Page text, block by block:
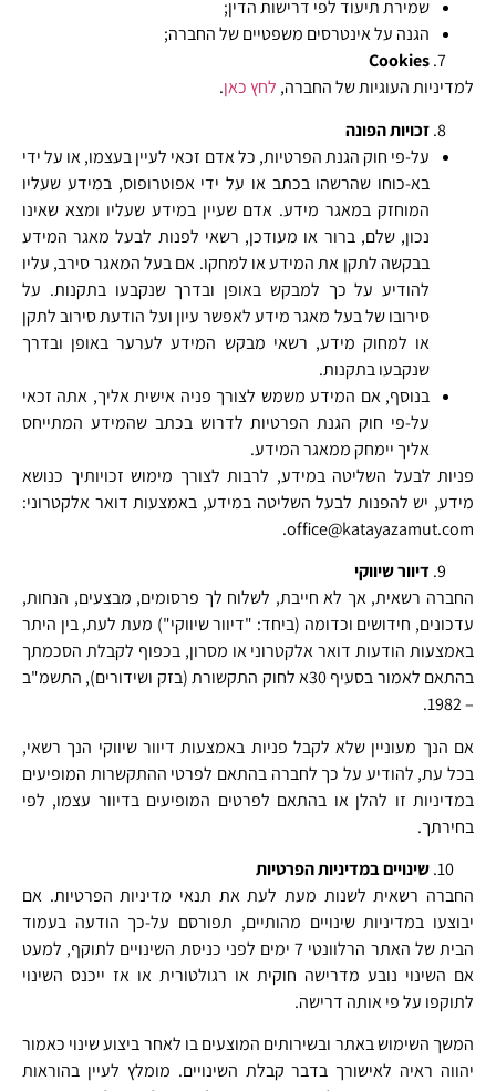
שמירת תיעוד לפי דרישות הדין;
הגנה על אינטרסים משפטיים של החברה;
Cookies
למדיניות העוגיות של החברה, לחץ כאן.
זכויות הפונה
על-פי חוק הגנת הפרטיות, כל אדם זכאי לעיין בעצמו, או על ידי
בא-כוחו שהרשהו בכתב או על ידי אפוטרופוס, במידע שעליו
המוחזק במאגר מידע. אדם שעיין במידע שעליו ומצא שאינו
נכון, שלם, ברור או מעודכן, רשאי לפנות לבעל מאגר המידע
בבקשה לתקן את המידע או למחקו. אם בעל המאגר סירב, עליו
להודיע על כך למבקש באופן ובדרך שנקבעו בתקנות. על
סירובו של בעל מאגר מידע לאפשר עיון ועל הודעת סירוב לתקן
או למחוק מידע, רשאי מבקש המידע לערער באופן ובדרך
שנקבעו בתקנות.
בנוסף, אם המידע משמש לצורך פניה אישית אליך, אתה זכאי
על-פי חוק הגנת הפרטיות לדרוש בכתב שהמידע המתייחס
אליך יימחק ממאגר המידע.
פניות לבעל השליטה במידע, לרבות לצורך מימוש זכויותיך כנושא
מידע, יש להפנות לבעל השליטה במידע, באמצעות דואר אלקטרוני:
office@katayazamut.com.
דיוור שיווקי
החברה רשאית, אך לא חייבת, לשלוח לך פרסומים, מבצעים, הנחות,
עדכונים, חידושים וכדומה (ביחד: "דיוור שיווקי") מעת לעת, בין היתר
באמצעות הודעות דואר אלקטרוני או מסרון, בכפוף לקבלת הסכמתך
בהתאם לאמור בסעיף 30א לחוק התקשורת (בזק ושידורים), התשמ"ב
– 1982.
אם הנך מעוניין שלא לקבל פניות באמצעות דיוור שיווקי הנך רשאי,
בכל עת, להודיע על כך לחברה בהתאם לפרטי ההתקשרות המופיעים
במדיניות זו להלן או בהתאם לפרטים המופיעים בדיוור עצמו, לפי
בחירתך.
שינויים במדיניות הפרטיות
החברה רשאית לשנות מעת לעת את תנאי מדיניות הפרטיות. אם
יבוצעו במדיניות שינויים מהותיים, תפורסם על-כך הודעה בעמוד
הבית של האתר הרלוונטי 7 ימים לפני כניסת השינויים לתוקף, למעט
אם השינוי נובע מדרישה חוקית או רגולטורית או אז ייכנס השינוי
לתוקפו על פי אותה דרישה.
המשך השימוש באתר ובשירותים המוצעים בו לאחר ביצוע שינוי כאמור
יהווה ראיה לאישורך בדבר קבלת השינויים. מומלץ לעיין בהוראות